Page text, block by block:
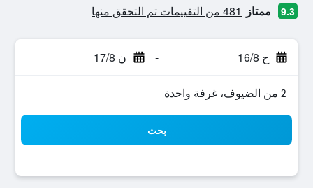
9.3 ممتاز 481 من التقييمات تم التحقق منها
ح 16/8 - ن 17/8
2 من الضيوف، غرفة واحدة
بحث